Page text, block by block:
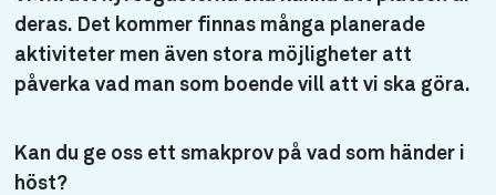
deras. Det kommer finnas många planerade
aktiviteter men även stora möjligheter att
påverka vad man som boende vill att vi ska göra.
Kan du ge oss ett smakprov på vad som händer i
höst?